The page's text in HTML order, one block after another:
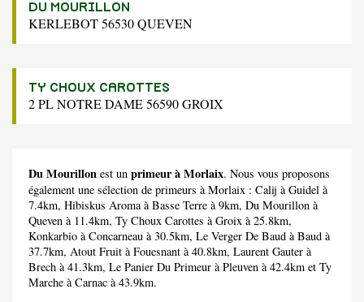
DU MOURILLON
KERLEBOT 56530 QUEVEN
TY CHOUX CAROTTES
2 PL NOTRE DAME 56590 GROIX
Du Mourillon est un primeur à Morlaix. Nous vous proposons
également une sélection de primeurs à Morlaix : Calij à Guidel à
7.4km, Hibiskus Aromaà Basse Terre à 9km, Du Mourillon à
Queven à 11.4km, Ty Choux Carottes à Groix à 25.8km,
Konkarbio à Concarneau à 30.5km, Le Verger De Baud à Baud à
37.7km, Atout Fruit à Fouesnant à 40.8km, Laurent Gauter à
Brech à 41.3km, Le Panier Du Primeur à Pleuven à 42.4km et Ty
Marche à Carnac à 43.9km.